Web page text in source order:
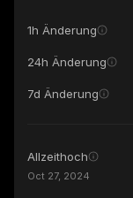
1h Änderung
24h Änderung
7d Änderung
Allzeithoch
Oct 27, 2024